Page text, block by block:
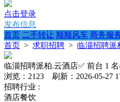
点击登录
发布信息
首页 二手转让 顺顺风车 商务服
首页 > 求职招聘 > 临淄招聘派
临淄招聘派柏.云酒店✅ 前台 1
浏览：2123 刷新：2026-05-27
招聘行业 :
酒店餐饮